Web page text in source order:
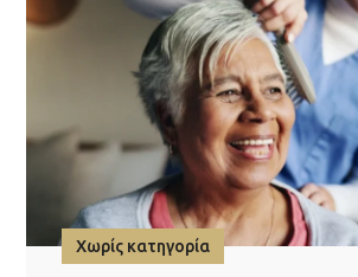
Χωρίς κατηγορία